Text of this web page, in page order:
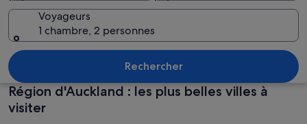
Une vue sur les toits d’une ville,
Voyageurs
1 chambre, 2 personnes
Rechercher
Région d'Auckland : les plus belles villes à
visiter